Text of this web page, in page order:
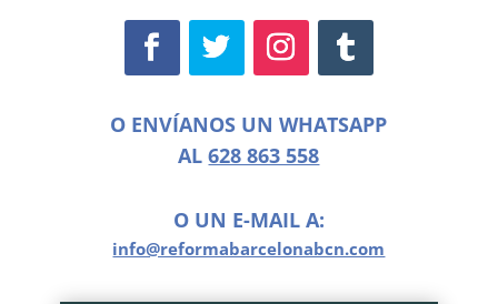
O ENVÍANOS UN WHATSAPP
AL628 863 558
O UN E-MAIL A:
info@reformabarcelonabcn.com